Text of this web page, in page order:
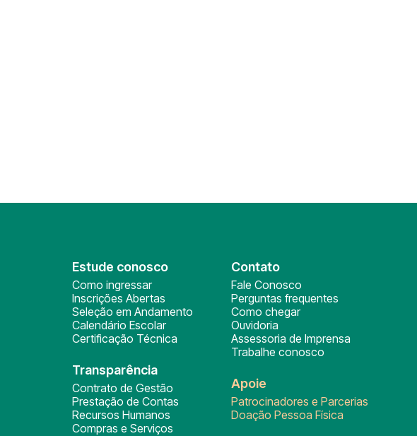
Estude conosco
Como ingressar
Inscrições Abertas
Seleção em Andamento
Calendário Escolar
Certificação Técnica
Transparência
Contrato de Gestão
Prestação de Contas
Recursos Humanos
Compras e Serviços
Contato
Fale Conosco
Perguntas frequentes
Como chegar
Ouvidoria
Assessoria de Imprensa
Trabalhe conosco
Apoie
Patrocinadores e Parcerias
Doação Pessoa Física